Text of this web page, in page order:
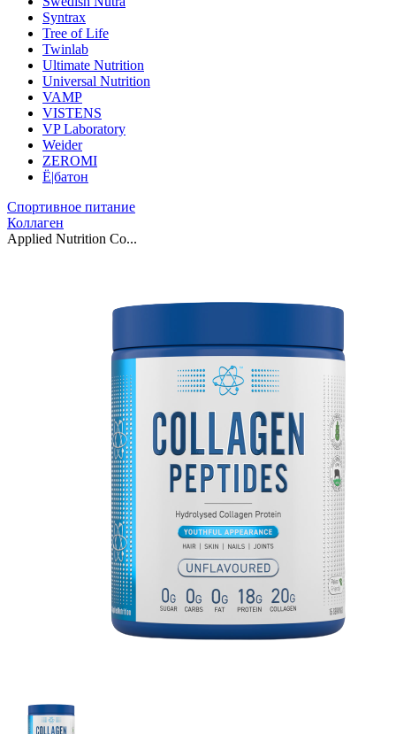
Syntrax
Tree of Life
Twinlab
Ultimate Nutrition
Universal Nutrition
VAMP
VISTENS
VP Laboratory
Weider
ZEROMI
Ё|батон
Спортивное питание
Коллаген
Applied Nutrition Co...